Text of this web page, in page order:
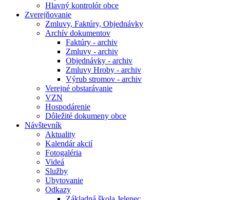
Hlavný kontrolór obce
Zverejňovanie
Zmluvy, Faktúry, Objednávky
Archív dokumentov
Faktúry - archiv
Zmluvy - archiv
Objednávky - archiv
Zmluvy Hroby - archiv
Výrub stromov - archiv
Verejné obstarávanie
VZN
Hospodárenie
Dôležité dokumeny obce
Návštevník
Aktuality
Kalendár akcií
Fotogaléria
Videá
Služby
Ubytovanie
Odkazy